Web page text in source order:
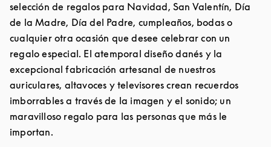
selección de regalos para Navidad, San Valentín, Día
de la Madre, Día del Padre, cumpleaños, bodas o
cualquier otra ocasión que desee celebrar con un
regalo especial. El atemporal diseño danés y la
excepcional fabricación artesanal de nuestros
auriculares, altavoces y televisores crean recuerdos
imborrables a través de la imagen y el sonido; un
maravilloso regalo para las personas que más le
importan.